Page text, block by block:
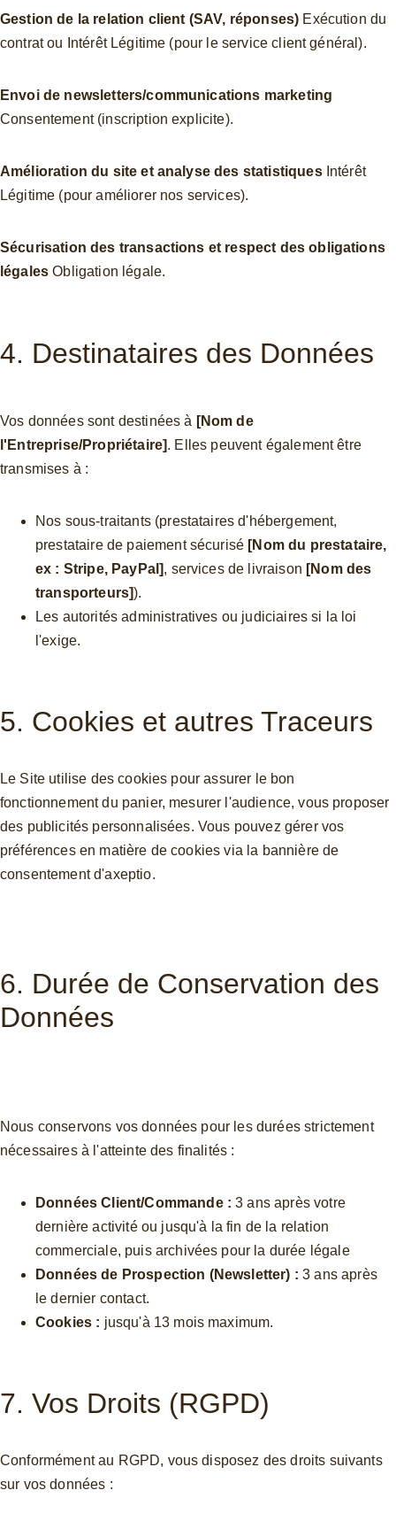
Gestion de la relation client (SAV, réponses) Exécution du
contrat ou Intérêt Légitime (pour le service client général).
Envoi de newsletters/communications marketing
Consentement (inscription explicite).
Amélioration du site et analyse des statistiques Intérêt
Légitime (pour améliorer nos services).
Sécurisation des transactions et respect des obligations
légales Obligation légale.
4. Destinataires des Données
Vos données sont destinées à [Nom de
l'Entreprise/Propriétaire]. Elles peuvent également être
transmises à :
Nos sous-traitants (prestataires d'hébergement,
prestataire de paiement sécurisé [Nom du prestataire,
ex : Stripe, PayPal], services de livraison [Nom des
transporteurs]).
Les autorités administratives ou judiciaires si la loi
l'exige.
5. Cookies et autres Traceurs
Le Site utilise des cookies pour assurer le bon
fonctionnement du panier, mesurer l'audience, vous proposer
des publicités personnalisées. Vous pouvez gérer vos
préférences en matière de cookies via la bannière de
consentement d'axeptio.
6. Durée de Conservation des
Données
Nous conservons vos données pour les durées strictement
nécessaires à l'atteinte des finalités :
Données Client/Commande : 3 ans après votre
dernière activité ou jusqu'à la fin de la relation
commerciale, puis archivées pour la durée légale
Données de Prospection (Newsletter) : 3 ans après
le dernier contact.
Cookies : jusqu'à 13 mois maximum.
7. Vos Droits (RGPD)
Conformément au RGPD, vous disposez des droits suivants
sur vos données :